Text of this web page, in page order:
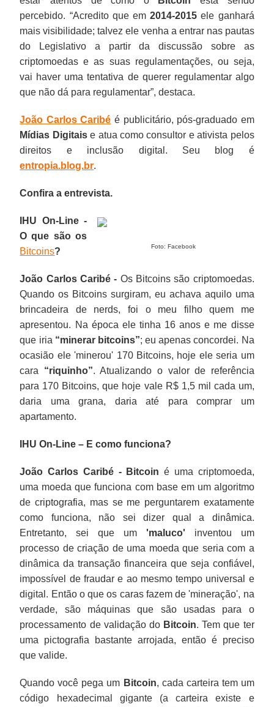
percebido. “Acredito que em2014-2015 ele ganhará
mais visibilidade; talvez ele venha a entrar nas pautas
do Legislativo a partir da discussão sobre as
criptomoedas e as suas regulamentações, ou seja,
vai haver uma tentativa de querer regulamentar algo
que não dá para regulamentar”, destaca.
João Carlos Caribé é publicitário, pós-graduado em
Mídias Digitaise atua como consultor e ativista pelos
direitos e inclusão digital. Seu blog é
entropia.blog.br.
Confira a entrevista.
Foto: Facebook
IHU On-Line -
O que são os
Bitcoins?
João Carlos Caribé - Os Bitcoins são criptomoedas.
Quando os Bitcoins surgiram, eu achava aquilo uma
brincadeira de nerds, foi o meu filho quem me
apresentou. Na época ele tinha 16 anos e me disse
que iria “minerar bitcoins”; eu apenas concordei. Na
ocasião ele 'minerou' 170 Bitcoins, hoje ele seria um
cara “riquinho”. Atualizando o valor de referência
para 170 Bitcoins, que hoje vale R$ 1,5 mil cada um,
daria uma grana, daria até para comprar um
apartamento.
IHU On-Line – E como funciona?
João Carlos Caribé - Bitcoin é uma criptomoeda,
uma moeda que funciona com base em um algoritmo
de criptografia, mas se me perguntarem exatamente
como funciona, não sei dizer qual a dinâmica.
Entretanto, sei que um 'maluco' inventou um
processo de criação de uma moeda que seria com a
dinâmica da transação financeira que seja confiável,
impossível de fraudar e ao mesmo tempo universal e
digital. Então o que os caras fazem de 'mineração', na
verdade, são máquinas que são usadas para o
processamento de validação do Bitcoin. Tem que ter
uma pictografia bastante arrojada, então é preciso
que valide.
Quando você pega um Bitcoin, cada carteira tem um
código hexadecimal gigante (a carteira existe e